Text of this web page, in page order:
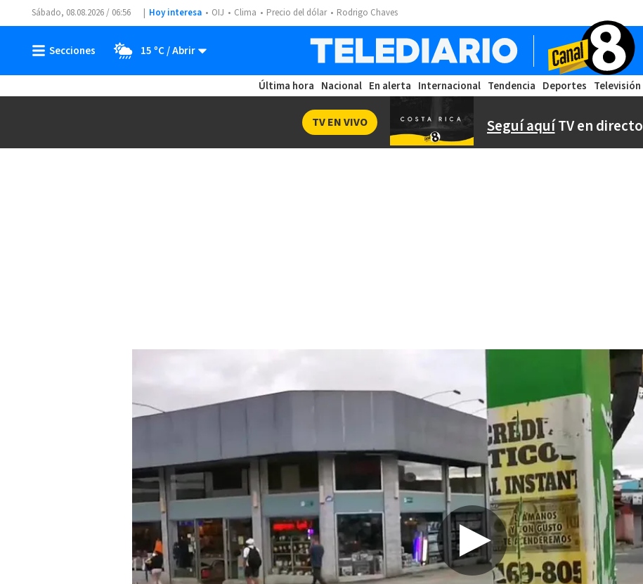
Sábado, 08.08.2026 / 06:56 Hoy interesa OIJ Clima Precio del dólar Rodrigo Chaves
15 ºC
Última hora Nacional En alerta Internacional Tendencia Deportes Televisión
Seguí aquíTV en directo
TV EN VIVO